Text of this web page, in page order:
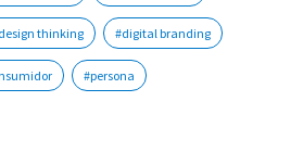
thinking #digital branding
#persona